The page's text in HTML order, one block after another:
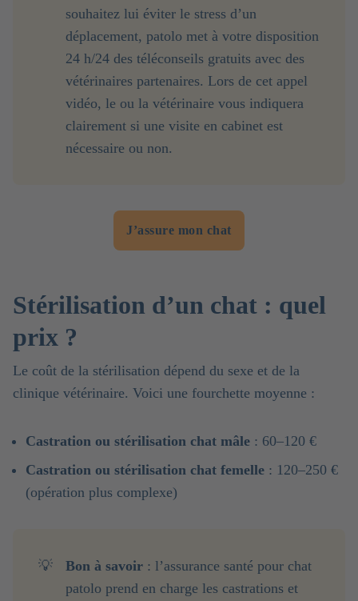
souhaitez lui éviter le stress d’un
déplacement, patolo met à votre disposition
24 h/24 des téléconseils gratuits avec des
vétérinaires partenaires. Lors de cet appel
vidéo, le ou la vétérinaire vous indiquera
clairement si une visite en cabinet est
nécessaire ou non.
J’assure mon chat
Stérilisation d’un chat : quel
prix ?
Le coût de la stérilisation dépend du sexe et de la
clinique vétérinaire. Voici une fourchette moyenne :
Castration ou stérilisation chat mâle : 60–120 €
Castration ou stérilisation chat femelle : 120–250 €
(opération plus complexe)
💡 Bon à savoir : l’assurance santé pour chat
patolo prend en charge les castrations et